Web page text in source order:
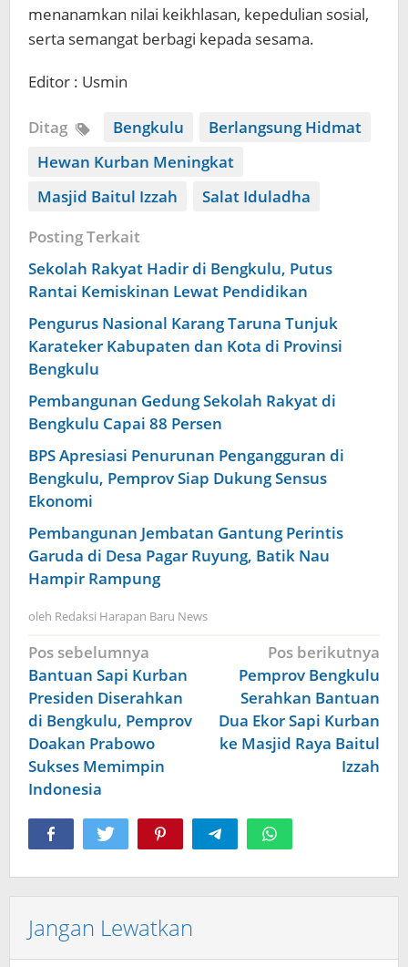
menanamkan nilai keikhlasan, kepedulian sosial,
serta semangat berbagi kepada sesama.
Editor : Usmin
Ditag Bengkulu
Berlangsung Hidmat
Hewan Kurban Meningkat
Masjid Baitul Izzah
Salat Iduladha
Posting Terkait
Sekolah Rakyat Hadir di Bengkulu, Putus
Rantai Kemiskinan Lewat Pendidikan
Pengurus Nasional Karang Taruna Tunjuk
Karateker Kabupaten dan Kota di Provinsi
Bengkulu
Pembangunan Gedung Sekolah Rakyat di
Bengkulu Capai 88 Persen
BPS Apresiasi Penurunan Pengangguran di
Bengkulu, Pemprov Siap Dukung Sensus
Ekonomi
Pembangunan Jembatan Gantung Perintis
Garuda di Desa Pagar Ruyung, Batik Nau
Hampir Rampung
oleh Redaksi Harapan Baru News
Navigasi
pos
Pos sebelumnya
Bantuan Sapi Kurban
Presiden Diserahkan
di Bengkulu, Pemprov
Doakan Prabowo
Sukses Memimpin
Indonesia
Pos berikutnya
Pemprov Bengkulu
Serahkan Bantuan
Dua Ekor Sapi Kurban
ke Masjid Raya Baitul
Izzah
Jangan Lewatkan